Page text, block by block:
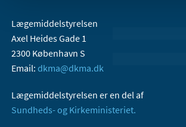
Lægemiddelstyrelsen
Axel Heides Gade 1
2300 København S
Email: dkma@dkma.dk
Lægemiddelstyrelsen er en del af
Sundheds- og Kirkeministeriet.